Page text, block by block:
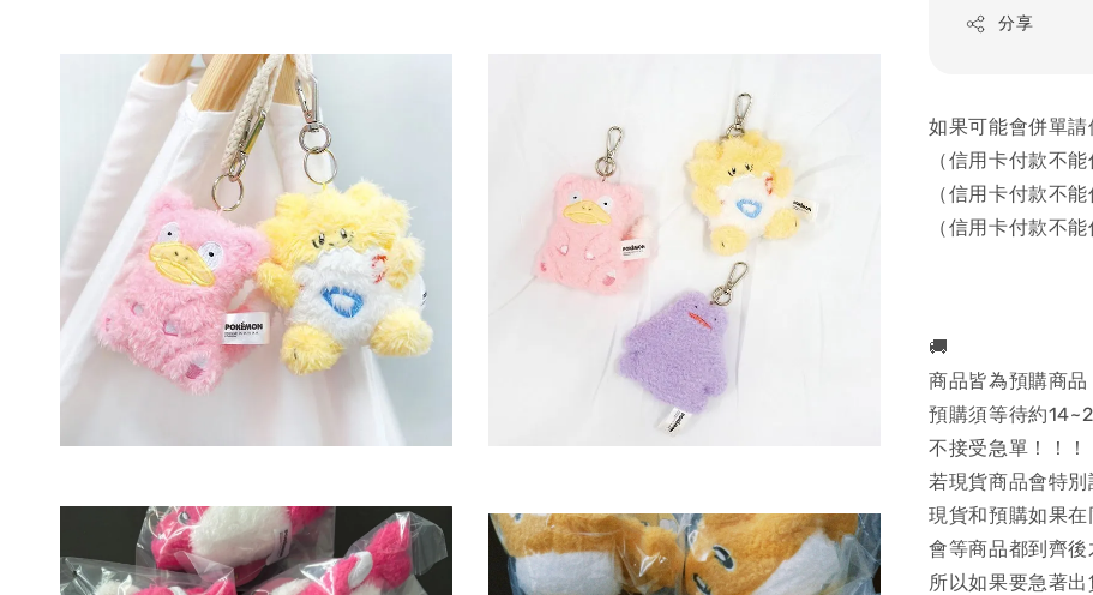
分享
如果可能會併單
（信用卡付款不能
（信用卡付款不能
（信用卡付款不能
🚚
商品皆為預購商品
預購須等待約
不接受急單！！！
若現貨商品會特別
現貨和預購如果
會等商品都到齊
所以如果要急著出